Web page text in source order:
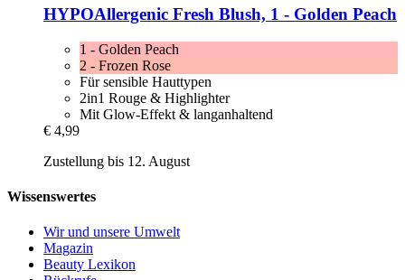
HYPOAllergenic Fresh Blush, 1 -​ Golden Peach
1 - Golden Peach
2 - Frozen Rose
Für sensible Hauttypen
2in1 Rouge & Highlighter
Mit Glow-Effekt & langanhaltend
€ 4,99
Zustellung bis 12. August
Wissenswertes
Wir und unsere Umwelt
Magazin
Beauty Lexikon